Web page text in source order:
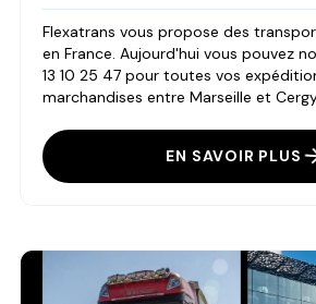
Flexatrans vous propose des
en France. Aujourd'hui vous pouvez
13 10 25 47 pour toutes vos
marchandises entre Marseille et
EN SAVOIR PLUS